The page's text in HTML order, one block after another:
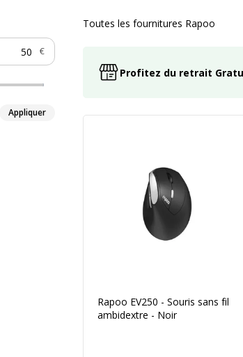
€
Appliquer
Toutes les fournitures Rapoo
Profitez du retrait
Rapoo EV250 - Souris sans fil
ambidextre - Noir